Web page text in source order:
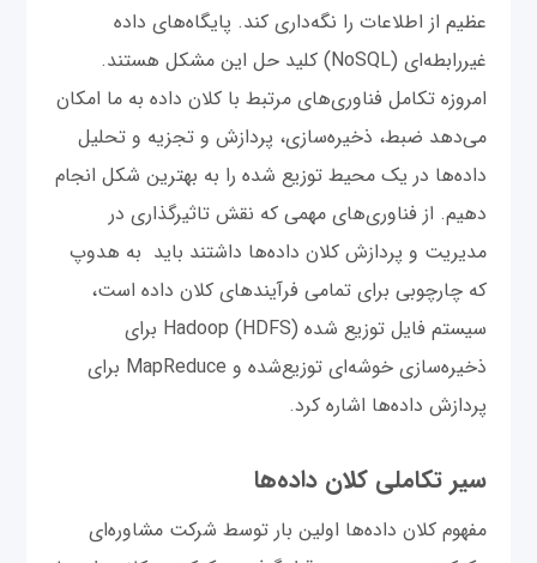
عظیم از اطلاعات را نگه‌داری کند. پایگاه‌های داده
غیررابطه‌ای (NoSQL) کلید حل این مشکل هستند.
امروزه تکامل فناوری‌های مرتبط با کلان داده به ما امکان
می‌دهد ضبط، ذخیره‌سازی، پردازش و تجزیه و تحلیل
داده‌ها در یک محیط توزیع شده را به بهترین شکل انجام
دهیم. از فناوری‌های مهمی که نقش تاثیرگذاری در
مدیریت و پردازش کلان داده‌ها داشتند باید به هدوپ
که چارچوبی برای تمامی فرآیندهای کلان داده است،
سیستم فایل توزیع شده Hadoop (HDFS) برای
ذخیره‌سازی خوشه‌ای توزیع‌شده و MapReduce برای
پردازش داده‌ها اشاره کرد.
سیر تکاملی کلان داده‌ها
مفهوم کلان داده‌ها اولین بار توسط شرکت مشاوره‌ای